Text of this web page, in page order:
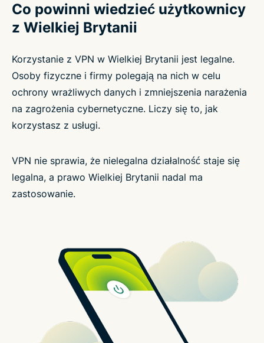
Co powinni wiedzieć użytkownicy
z Wielkiej Brytanii
Korzystanie z VPN w Wielkiej Brytanii jest legalne.
Osoby fizyczne i firmy polegają na nich w celu
ochrony wrażliwych danych i zmniejszenia narażenia
na zagrożenia cybernetyczne. Liczy się to, jak
korzystasz z usługi.
VPN nie sprawia, że nielegalna działalność staje się
legalna, a prawo Wielkiej Brytanii nadal ma
zastosowanie.